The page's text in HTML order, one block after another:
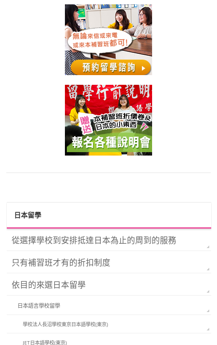
日本留學
從選擇學校到安排抵達日本為止的周到的服務
只有補習班才有的折扣制度
依目的來選日本留學
日本語言學校留學
學校法人長沼學校東京日本語學校(東京)
JET日本語學校(東京)